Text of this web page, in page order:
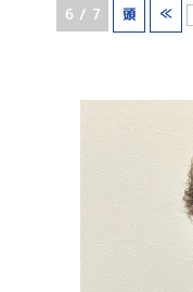
6 / 7
頭
≪